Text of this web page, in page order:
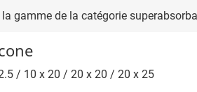
gamme de la catégorie
/ 10 x 20 / 20 x 20 / 20 x 25